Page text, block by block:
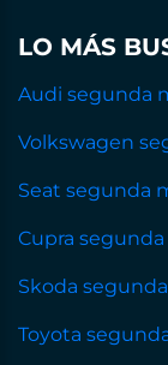
LO MÁS
Audi segunda
Volkswagen
Seat segunda
Cupra
Skoda
Toyota